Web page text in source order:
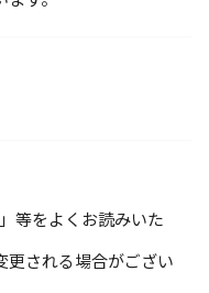
等をよくお読みいた
更される場合がござい